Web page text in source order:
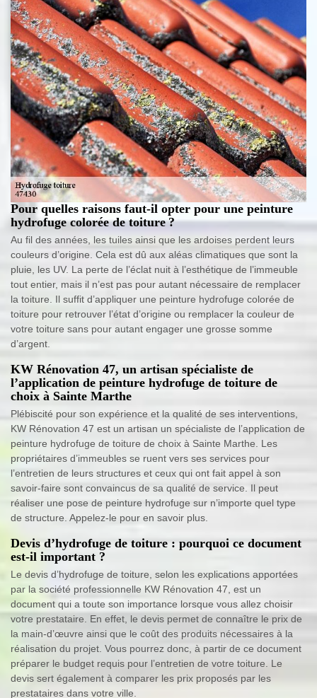
Pour quelles raisons faut-il opter pour une peinture
hydrofuge colorée de toiture ?
Au fil des années, les tuiles ainsi que les ardoises perdent leurs
couleurs d’origine. Cela est dû aux aléas climatiques que sont la
pluie, les UV. La perte de l’éclat nuit à l’esthétique de l’immeuble
tout entier, mais il n’est pas pour autant nécessaire de remplacer
la toiture. Il suffit d’appliquer une peinture hydrofuge colorée de
toiture pour retrouver l’état d’origine ou remplacer la couleur de
votre toiture sans pour autant engager une grosse somme
d’argent.
KW Rénovation 47, un artisan spécialiste de
l’application de peinture hydrofuge de toiture de
choix à Sainte Marthe
Plébiscité pour son expérience et la qualité de ses interventions,
KW Rénovation 47 est un artisan un spécialiste de l’application de
peinture hydrofuge de toiture de choix à Sainte Marthe. Les
propriétaires d’immeubles se ruent vers ses services pour
l’entretien de leurs structures et ceux qui ont fait appel à son
savoir-faire sont convaincus de sa qualité de service. Il peut
réaliser une pose de peinture hydrofuge sur n’importe quel type
de structure. Appelez-le pour en savoir plus.
Devis d’hydrofuge de toiture : pourquoi ce document
est-il important ?
Le devis d’hydrofuge de toiture, selon les explications apportées
par la société professionnelle KW Rénovation 47, est un
document qui a toute son importance lorsque vous allez choisir
votre prestataire. En effet, le devis permet de connaître le prix de
la main-d’œuvre ainsi que le coût des produits nécessaires à la
réalisation du projet. Vous pourrez donc, à partir de ce document
préparer le budget requis pour l’entretien de votre toiture. Le
devis sert également à comparer les prix proposés par les
prestataires dans votre ville.